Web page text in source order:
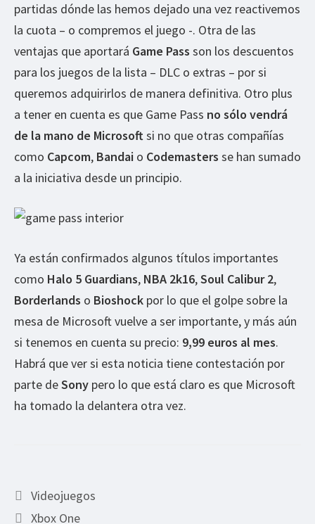
partidas dónde las hemos dejado una vez reactivemos
la cuota – o compremos el juego -. Otra de las
ventajas que aportará Game Pass son los descuentos
para los juegos de la lista – DLC o extras – por si
queremos adquirirlos de manera definitiva. Otro plus
a tener en cuenta es que Game Pass no sólo vendrá
de la mano de Microsoftsi no que otras compañías
como Capcom, Bandai o Codemasters se han sumado
a la iniciativa desde un principio.
Ya están confirmados algunos títulos importantes
como Halo 5 Guardians, NBA 2k16,Soul Calibur 2,
Borderlands o Bioshock por lo que el golpe sobre la
mesa de Microsoft vuelve a ser importante, y más aún
si tenemos en cuenta su precio: 9,99 euros al mes.
Habrá que ver si esta noticia tiene contestación por
parte deSony pero lo que está claro es que Microsoft
ha tomado la delantera otra vez.
Categorías
Videojuegos
Etiquetas
Xbox One